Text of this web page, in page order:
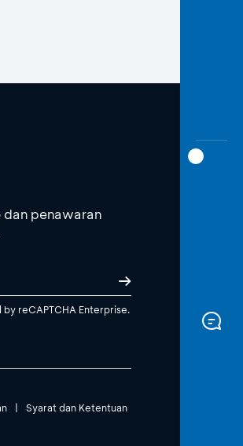
penawaran
reCAPTCHA Enterprise.
| Syarat dan Ketentuan